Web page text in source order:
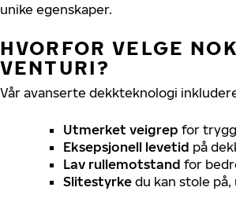
unike egenskaper.
HVORFOR VELGE
VENTURI?
Vår avanserte dekkteknologi
Utmerket veigrep for
Eksepsjonell levetid på
Lav rullemotstand for
Slitestyrke du kan stole